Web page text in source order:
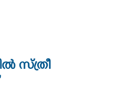
സ്ത്രീ